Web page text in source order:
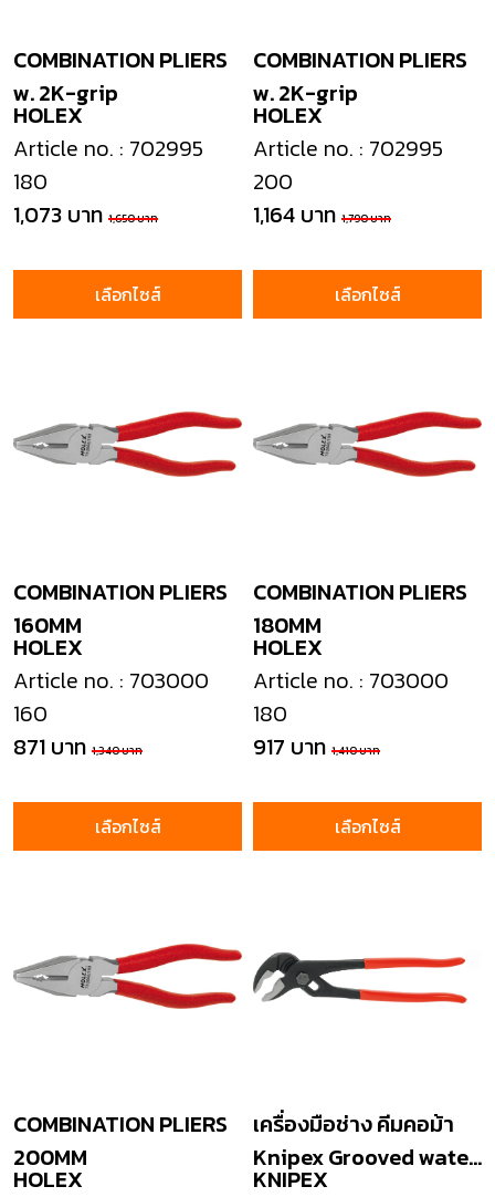
HOLEX
COMBINATION PLIERS
w. 2K-grip
Article no. : 702995
180
1,073 บาท 1,650 บาท
เลือกไซส์
HOLEX
COMBINATION PLIERS
w. 2K-grip
Article no. : 702995
200
1,164 บาท 1,790 บาท
เลือกไซส์
HOLEX
COMBINATION PLIERS
160MM
Article no. : 703000
160
871 บาท 1,340 บาท
เลือกไซส์
HOLEX
COMBINATION PLIERS
180MM
Article no. : 703000
180
917 บาท 1,410 บาท
เลือกไซส์
HOLEX
COMBINATION PLIERS
200MM
KNIPEX
เครื่องมือช่าง คีมคอม้า
Knipex Grooved water
pumppliers blacked